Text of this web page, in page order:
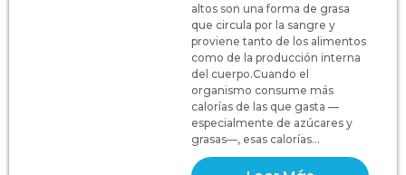
altos son una forma de grasa
que circula por la sangre y
proviene tanto de los alimentos
como de la producción interna
del cuerpo.Cuando el
organismo consume más
calorías de las que gasta —
especialmente de azúcares y
grasas—, esas calorías...